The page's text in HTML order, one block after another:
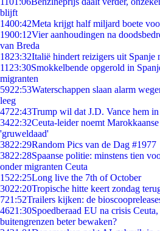
blijft
1400:42Meta krijgt half miljard boete
1900:12Vier aanhoudingen na
van Breda
1823:32Italië hindert reizigers uit Spanje
11 23:30Smokkelbende opgerold in
migranten
5922:53Waterschappen slaan alarm
leeg
4722:43Trump wil dat J.D. Vance hem
3422:32Ceuta-leider noemt
'gruweldaad'
3822:29Random Pics van de Dag #1977
3822:28Spaanse politie: minstens tien
onder migranten Ceuta
1522:25Long live the 7th of October
3022:20Tropische hitte keert zondag
721:52Trailers kijken: de
4621:30Spoedberaad EU na crisis
buitengrenzen beter bewaken?